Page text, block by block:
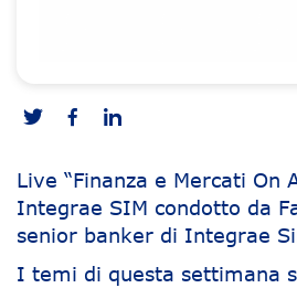
Live “Finanza e Mercati On
Integrae SIM condotto da
senior banker di Integrae
I temi di questa settimana